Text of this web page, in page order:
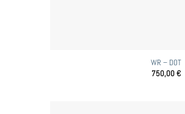
WR – DOT
750,00€